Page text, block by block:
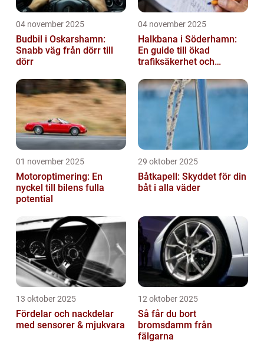
04 november 2025
Budbil i Oskarshamn:
Snabb väg från dörr till
dörr
04 november 2025
Halkbana i Söderhamn:
En guide till ökad
trafiksäkerhet och
01 november 2025
Motoroptimering: En
nyckel till bilens fulla
potential
29 oktober 2025
Båtkapell: Skyddet för din
båt i alla väder
13 oktober 2025
Fördelar och nackdelar
med sensorer & mjukvara
12 oktober 2025
Så får du bort
bromsdamm från
fälgarna